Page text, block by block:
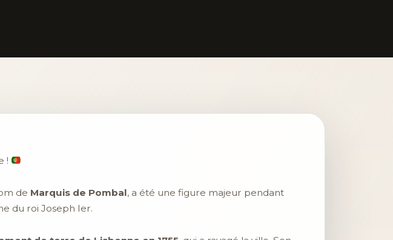
!
de Marquis de Pombal, a été une figure majeur pendant
du roi Joseph Ier.